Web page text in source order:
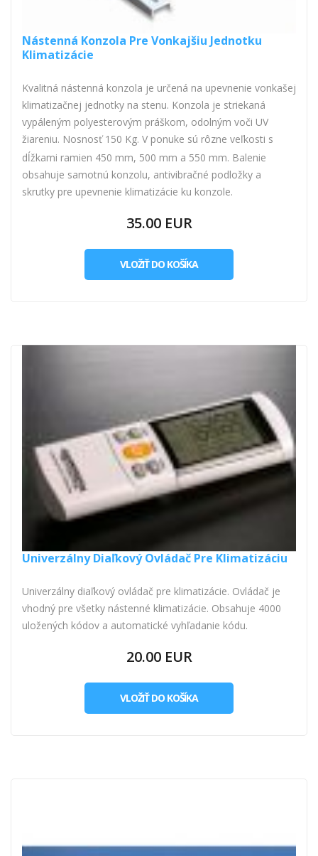
Nástenná Konzola Pre Vonkajšiu Jednotku
Klimatizácie
Kvalitná nástenná konzola je určená na upevnenie vonkašej
klimatizačnej jednotky na stenu. Konzola je striekaná
vypáleným polyesterovým práškom, odolným voči UV
žiareniu. Nosnosť 150 Kg. V ponuke sú rôzne veľkosti s
dĺžkami ramien 450 mm, 500 mm a 550 mm. Balenie
obsahuje samotnú konzolu, antivibračné podložky a
skrutky pre upevnenie klimatizácie ku konzole.
35.00 EUR
VLOŽIŤ DO KOŠÍKA
Univerzálny Diaľkový Ovládač Pre Klimatizáciu
Univerzálny diaľkový ovládač pre klimatizácie. Ovládač je
vhodný pre všetky nástenné klimatizácie. Obsahuje 4000
uložených kódov a automatické vyhľadanie kódu.
20.00 EUR
VLOŽIŤ DO KOŠÍKA